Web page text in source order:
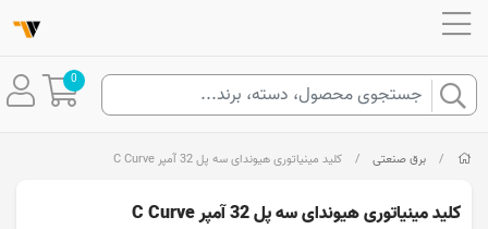
0
/ برق صنعتی / کلید مینیاتوری هیوندای سه پل 32 آمپر C Curve
کلید مینیاتوری هیوندای سه پل 32 آمپر C Curve